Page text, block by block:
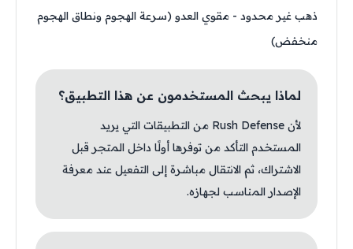
ذهب غير محدود - مقوي العدو (سرعة الهجوم ونطاق الهجوم
منخفض)
لماذا يبحث المستخدمون عن هذا التطبيق؟
لأن Rush Defense من التطبيقات التي يريد
المستخدم التأكد من توفرها أولًا داخل المتجر قبل
الاشتراك، ثم الانتقال مباشرة إلى التفعيل عند معرفة
الإصدار المناسب لجهازه.